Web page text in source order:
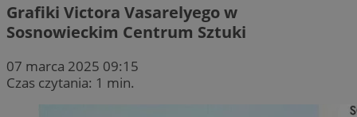
Grafiki Victora Vasarelyego w
Sosnowieckim Centrum Sztuki
07 marca 2025 09:15
Czas czytania: 1 min.